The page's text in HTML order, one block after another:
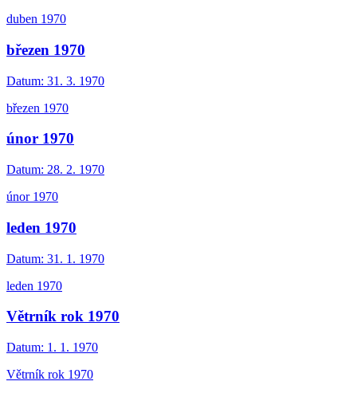
duben 1970
březen 1970
Datum: 31. 3. 1970
březen 1970
únor 1970
Datum: 28. 2. 1970
únor 1970
leden 1970
Datum: 31. 1. 1970
leden 1970
Větrník rok 1970
Datum: 1. 1. 1970
Větrník rok 1970